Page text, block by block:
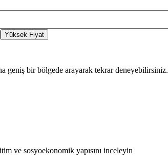
Yüksek Fiyat
geniş bir bölgede arayarak tekrar deneyebilirsiniz.
ve sosyoekonomik yapısını inceleyin